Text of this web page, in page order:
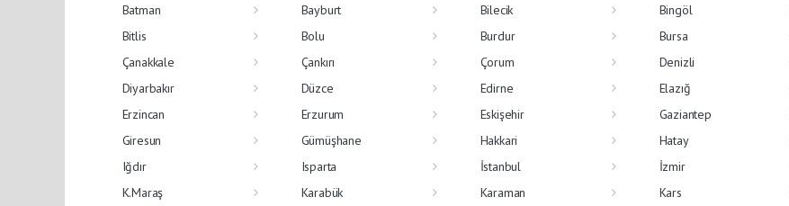
Batman
Bayburt Bilecik
Bingöl
Bitlis
Bolu Burdur
Bursa
Çanakkale
Çankırı Çorum
Denizli
Diyarbakır
Düzce Edirne
Elazığ
Erzincan
Erzurum Eskişehir
Gaziantep
Giresun
Gümüşhane Hakkari
Hatay
Iğdır
Isparta İstanbul
İzmir
K.Maraş
Karabük Karaman
Kars